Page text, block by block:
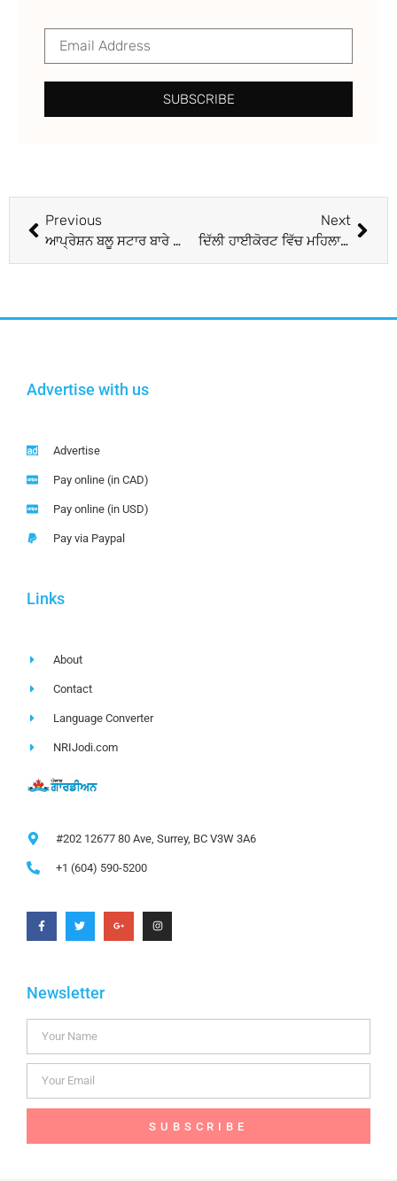
SUBSCRIBE
Previous
ਆਪ੍ਰੇਸ਼ਨ ਬਲੂ ਸਟਾਰ ਬਾਰੇ ਬ੍ਰਿਟੇਨ ਵੱਲ਼ੋਂ ਦਸਤਾਵੇਜ਼ ਜਨਤਕ, ਅਹਿਮ ਖੁਲਾਸਾ
Next
ਦਿੱਲੀ ਹਾਈਕੋਰਟ ਵਿੱਚ ਮਹਿਲਾ ਵਕੀਲ ਨਾਲ ਬਲਾਤਕਾਰ
Advertise with us
Advertise
Pay online (in CAD)
Pay online (in USD)
Pay via Paypal
Links
About
Contact
Language Converter
NRIJodi.com
#202 12677 80 Ave, Surrey, BC V3W 3A6
+1 (604) 590-5200
Newsletter
SUBSCRIBE